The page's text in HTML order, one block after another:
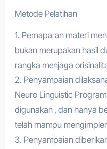
Metode Pelatihan
1. Pemaparan materi
bukan merupakan hasil
rangka menjaga
2. Penyampaian
Neuro Linguistic
digunakan , dan hanya
telah mampu
3. Penyampaian